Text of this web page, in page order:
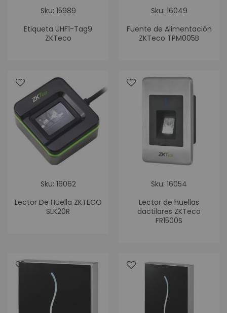
Sku: 15989
Etiqueta UHF1-Tag9
ZKTeco
Sku: 16049
Fuente de Alimentación
ZKTeco TPM005B
Sku: 16062
Lector De Huella ZKTECO
SLK20R
Sku: 16054
Lector de huellas
dactilares ZKTeco
FR1500S